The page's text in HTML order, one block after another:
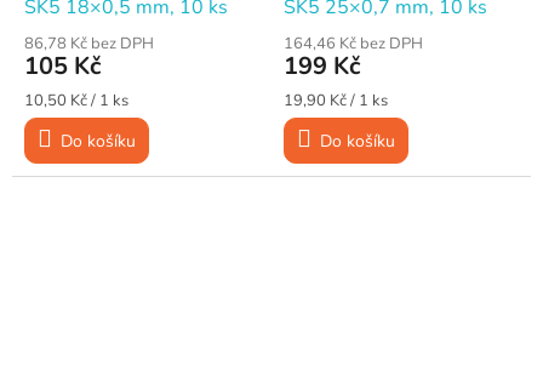
SK5 18×0,5 mm, 10 ks
86,78 Kč bez DPH
105 Kč
Měrná
cena:
10,50 Kč / 1 ks
Do košíku
SK5 25×0,7 mm, 10 ks
164,46 Kč bez DPH
199 Kč
Měrná
cena:
19,90 Kč / 1 ks
Do košíku